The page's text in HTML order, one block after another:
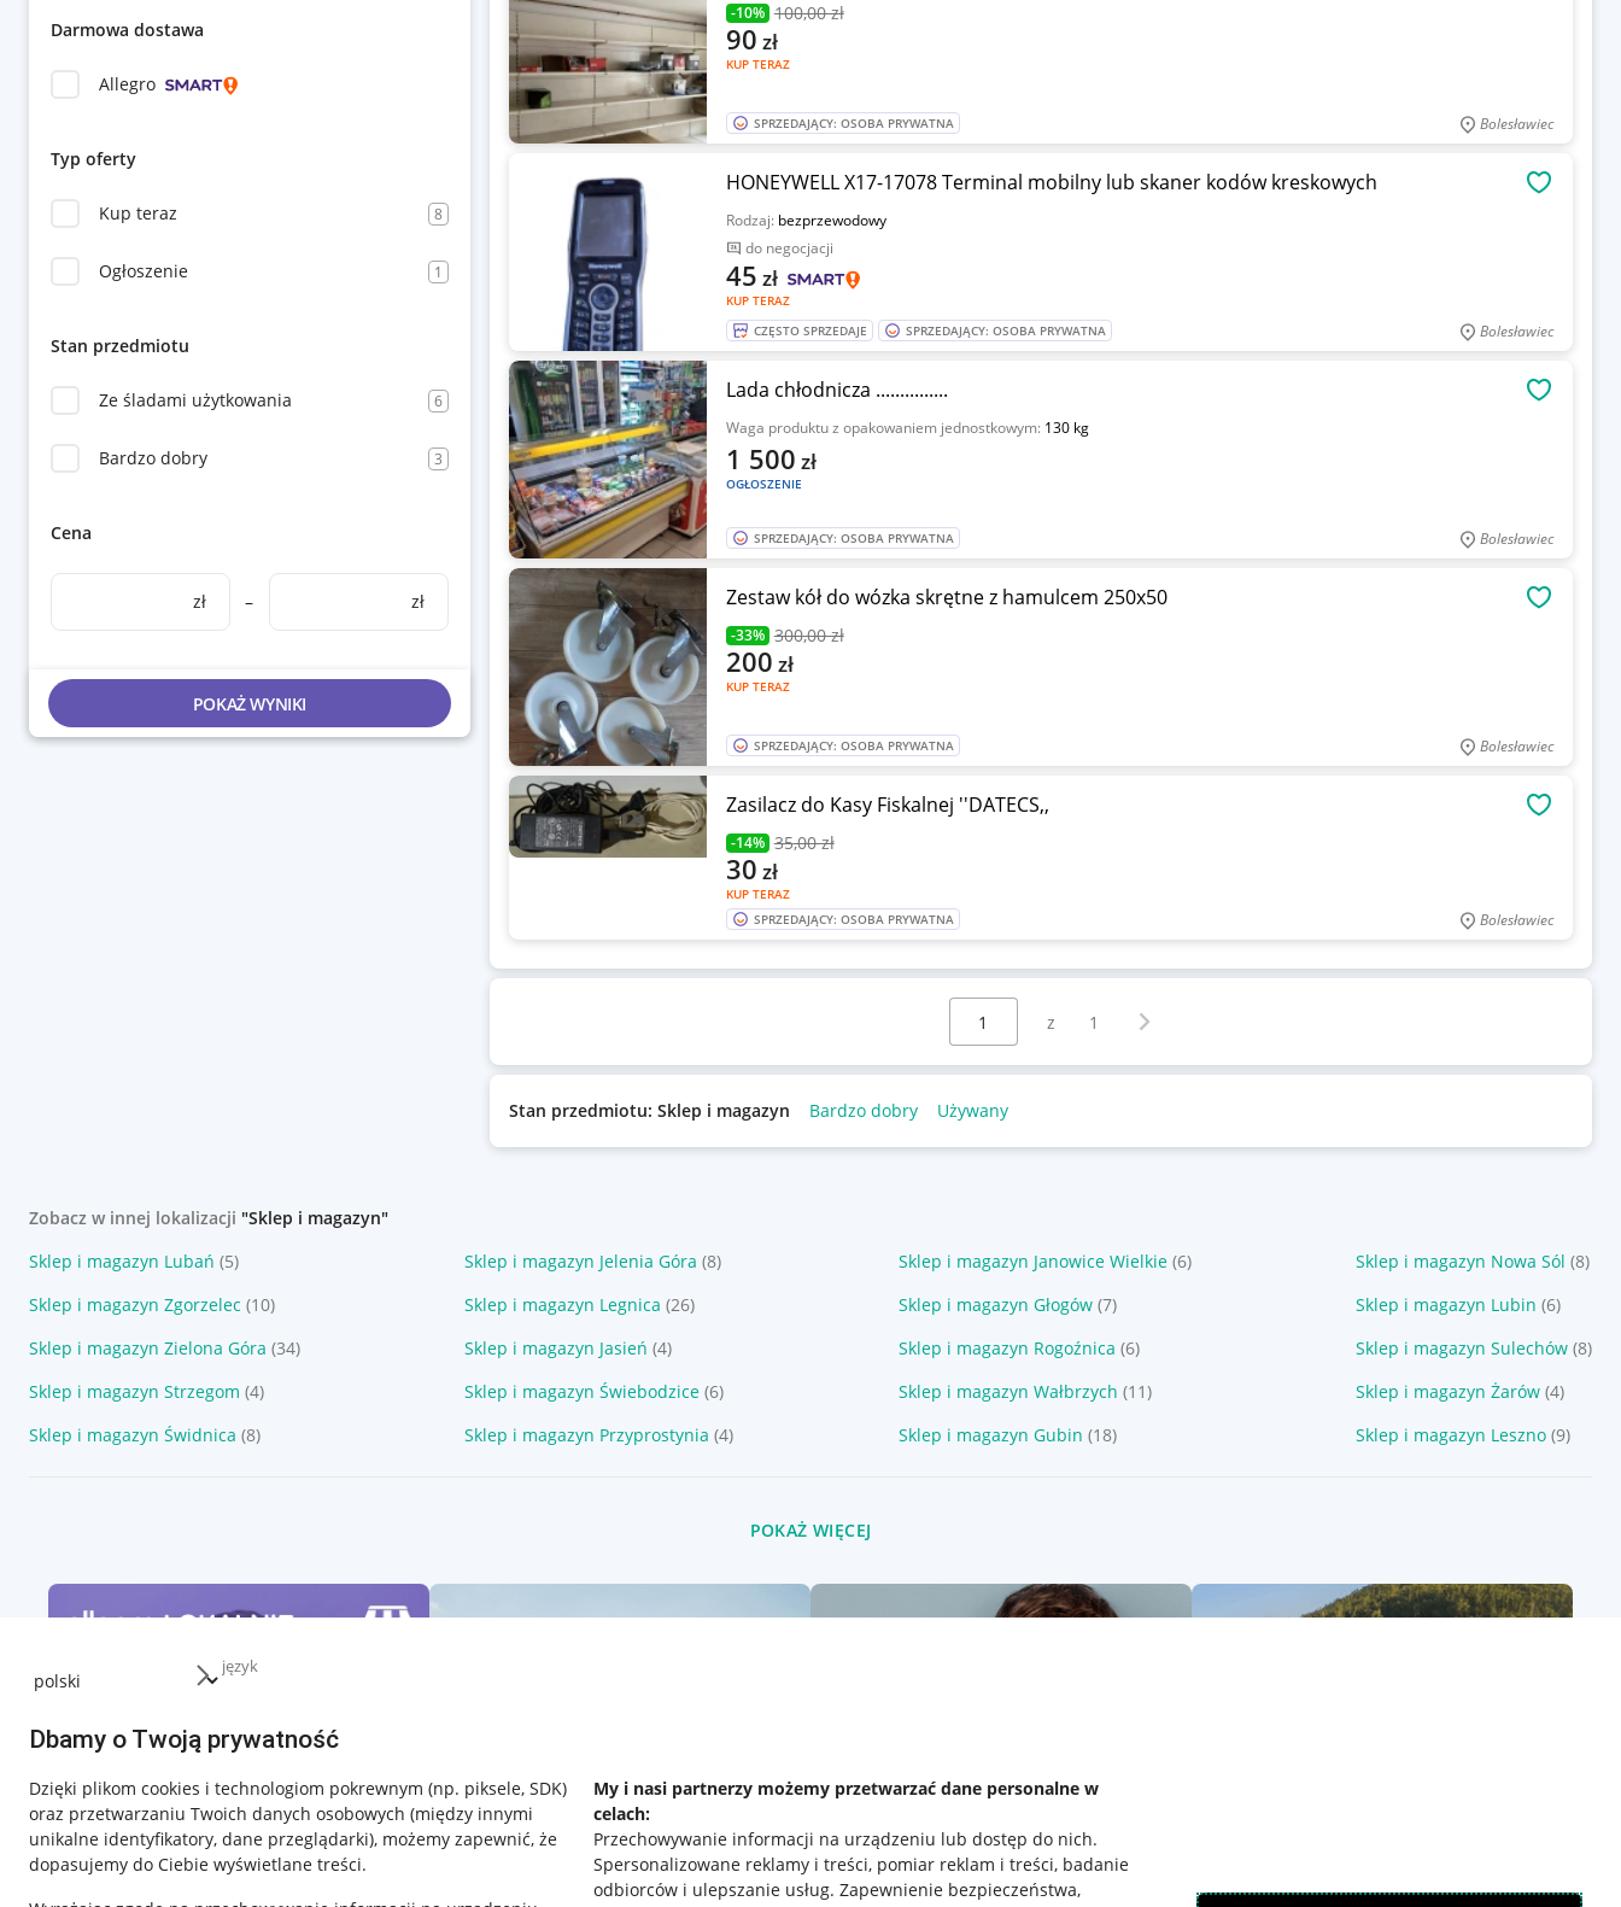
język
Dbamy o Twoją prywatność
Dzięki plikom cookies i technologiom pokrewnym (np. piksele, SDK)
oraz przetwarzaniu Twoich danych osobowych (między innymi
unikalne identyfikatory, dane przeglądarki), możemy zapewnić, że
dopasujemy do Ciebie wyświetlane treści.
My i nasi partnerzy możemy przetwarzać dane personalne w
celach:
Przechowywanie informacji na urządzeniu lub dostęp do nich.
Spersonalizowane reklamy i treści, pomiar reklam i treści, badanie
odbiorców i ulepszanie usług. Zapewnienie bezpieczeństwa,
Darmowa dostawa
Allegro
Typ oferty
Kup teraz 8
Ogłoszenie 1
Stan przedmiotu
Ze śladami użytkowania 6
Bardzo dobry 3
Cena
zł – zł
POKAŻ WYNIKI
-10% 100,00 zł
KUP TERAZ
90 zł
SPRZEDAJĄCY: OSOBA PRYWATNA Bolesławiec
HONEYWELL X17-17078 Terminal mobilny lub skaner kodów kreskowych
Rodzaj: bezprzewodowy
do negocjacji
KUP TERAZ
45 zł
CZĘSTO SPRZEDAJE SPRZEDAJĄCY: OSOBA PRYWATNA Bolesławiec
Lada chłodnicza ...............
Waga produktu z opakowaniem jednostkowym: 130 kg
OGŁOSZENIE
1 500 zł
SPRZEDAJĄCY: OSOBA PRYWATNA Bolesławiec
Zestaw kół do wózka skrętne z hamulcem 250x50
-33% 300,00 zł
KUP TERAZ
200 zł
SPRZEDAJĄCY: OSOBA PRYWATNA Bolesławiec
Zasilacz do Kasy Fiskalnej ''DATECS,,
-14% 35,00 zł
KUP TERAZ
30 zł
SPRZEDAJĄCY: OSOBA PRYWATNA Bolesławiec
Wybierz stronę:
z 1 Następna strona
Stan przedmiotu: Sklep i magazyn Bardzo dobry Używany
Zobacz w innej lokalizacji "Sklep i magazyn"
Sklep i magazyn Lubań (5) Sklep i magazyn Jelenia Góra (8) Sklep i magazyn Janowice Wielkie (6) Sklep i magazyn Nowa Sól (8)
Sklep i magazyn Zgorzelec (10) Sklep i magazyn Legnica (26) Sklep i magazyn Głogów (7) Sklep i magazyn Lubin (6)
Sklep i magazyn Zielona Góra (34) Sklep i magazyn Jasień (4) Sklep i magazyn Rogoźnica (6) Sklep i magazyn Sulechów (8)
Sklep i magazyn Strzegom (4) Sklep i magazyn Świebodzice (6) Sklep i magazyn Wałbrzych (11) Sklep i magazyn Żarów (4)
Sklep i magazyn Świdnica (8) Sklep i magazyn Przyprostynia (4) Sklep i magazyn Gubin (18) Sklep i magazyn Leszno (9)
POKAŻ WIĘCEJ